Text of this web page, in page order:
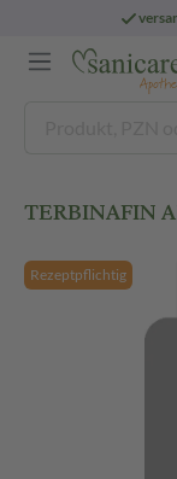
TERBINAFIN
Rezeptpflichtig